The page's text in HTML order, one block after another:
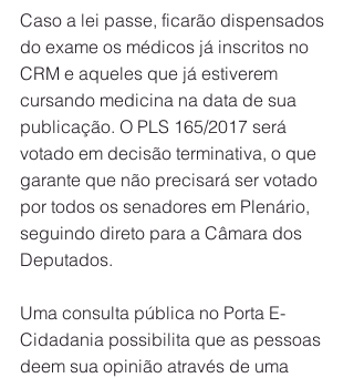
Caso a lei passe, ficarão dispensados
do exame os médicos já inscritos no
CRM e aqueles que já estiverem
cursando medicina na data de sua
publicação. O PLS 165/2017 será
votado em decisão terminativa, o que
garante que não precisará ser votado
por todos os senadores em Plenário,
seguindo direto para a Câmara dos
Deputados.
Uma consulta pública no Porta E-
Cidadania possibilita que as pessoas
deem sua opinião através de uma